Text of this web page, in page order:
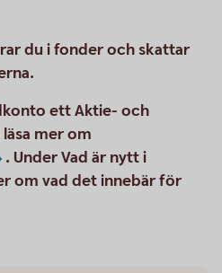
du i fonder och skattar
ett Aktie- och
mer om
. Under Vad är nytt i
om vad det innebär för